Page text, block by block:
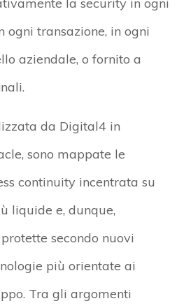
la security in ogni
ogni transazione, in ogni
aziendale, o fornito a
da Digital4 in
sono mappate le
continuity incentrata su
liquide e, dunque,
secondo nuovi
più orientate ai
Tra gli argomenti